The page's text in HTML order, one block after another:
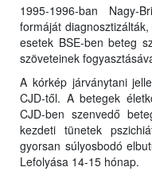
1995-1996-ban
formáját
esetek BSE-ben beteg
szöveteinek
A kórkép járványtani
CJD-től. A betegek
CJD-ben szenvedő
kezdeti tünetek
gyorsan súlyosbodó
Lefolyása 14-15 hónap.